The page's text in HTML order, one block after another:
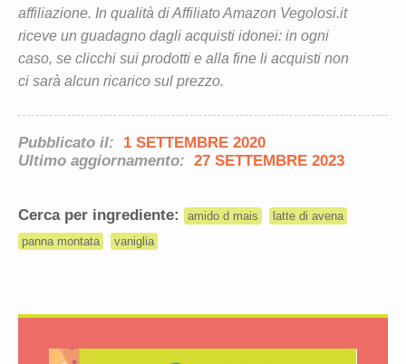
affiliazione. In qualità di Affiliato Amazon Vegolosi.it
riceve un guadagno dagli acquisti idonei: in ogni
caso, se clicchi sui prodotti e alla fine li acquisti non
ci sarà alcun ricarico sul prezzo.
Pubblicato il:
1 SETTEMBRE 2020
Ultimo aggiornamento: 27 SETTEMBRE 2023
Cerca per ingrediente: amido d mais
latte di avena
panna montata
vaniglia